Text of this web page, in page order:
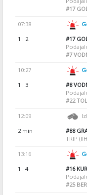
#17
07:38
1 : 2
#17
#7
10:27
1 : 3
#8
#22
12:09
2 min
#88
TRIP
13:16
1 : 4
#16
#25